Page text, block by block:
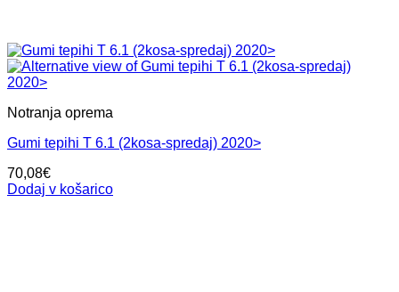
Notranja oprema
Gumi tepihi T 6.1 (2kosa-spredaj) 2020>
70,08€
Dodaj v košarico